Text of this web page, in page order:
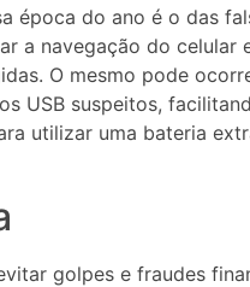
época do ano é o das
a navegação do celular
O mesmo pode
USB suspeitos,
utilizar uma bateria
golpes e fraudes